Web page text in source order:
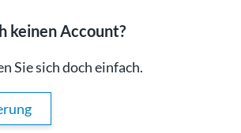
keinen Account?
Sie sich doch einfach.